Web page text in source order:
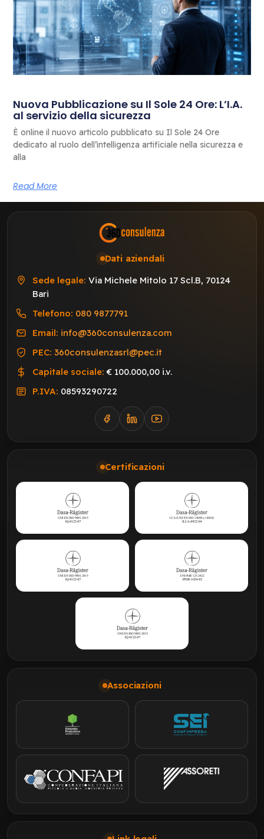
Nuova Pubblicazione su Il Sole 24 Ore: L’I.A.
al servizio della sicurezza
È online il nuovo articolo pubblicato su Il Sole 24 Ore
dedicato al ruolo dell’intelligenza artificiale nella sicurezza e
alla
Read More
Dati aziendali
Sede legale: Via Michele Mitolo 17 Scl.B, 70124
Bari
Telefono: 080 9877791
Email: info@360consulenza.com
PEC: 360consulenzasrl@pec.it
Capitale sociale: € 100.000,00 i.v.
P.IVA: 08593290722
Certificazioni
Associazioni